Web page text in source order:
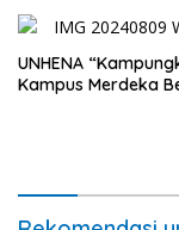
UNHENA
Kampus Merdeka